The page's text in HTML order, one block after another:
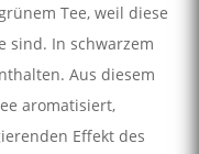
Tee, weil diese
sind. In schwarzem
Aus diesem
aromatisiert,
Effekt des